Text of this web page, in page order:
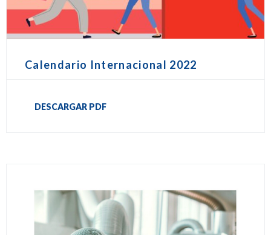
Calendario Internacional 2022
DESCARGAR PDF